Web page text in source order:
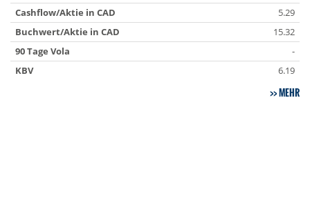
Cashflow/Aktie in CAD
5.29
Buchwert/Aktie in CAD
15.32
90 Tage Vola
-
KBV
6.19
MEHR